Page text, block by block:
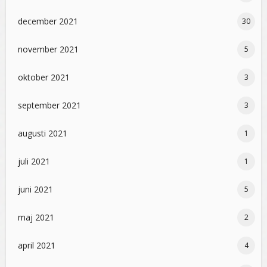
december 2021 30
november 2021 5
oktober 2021 3
september 2021 3
augusti 2021 1
juli 2021 1
juni 2021 5
maj 2021 2
april 2021 4